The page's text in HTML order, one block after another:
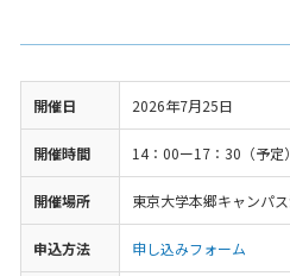
開催日 2026年7月25日
開催時間 14：00ー17：30（予定）
開催場所 東京大学本郷キャンパ
申込方法 申し込みフォーム